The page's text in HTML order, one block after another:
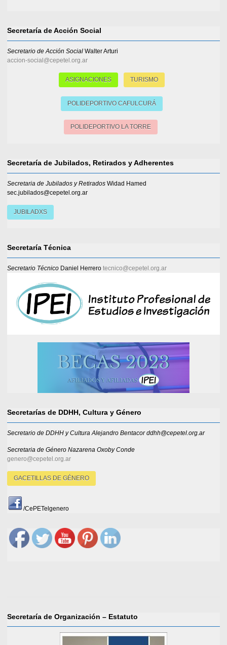
Secretaría de Acción Social
Secretario de Acción Social Walter Arturi
accion-social@cepetel.org.ar
ASIGNACIONES TURISMO
POLIDEPORTIVO CAFULCURÁ
POLIDEPORTIVO LA TORRE
Secretaría de Jubilados, Retirados y Adherentes
Secretaria de Jubilados y Retirados Widad Hamed
sec.jubilados@cepetel.org.ar
JUBILADXS
Secretaría Técnica
Secretario Técnico Daniel Herrero tecnico@cepetel.org.ar
Secretarías de DDHH, Cultura y Género
Secretario de DDHH y Cultura Alejandro Bentacor ddhh@cepetel.org.ar
Secretaria de Género Nazarena Oxoby Conde
genero@cepetel.org.ar
GACETILLAS DE GÉNERO
/CePETelgenero
Secretaría de Organización – Estatuto